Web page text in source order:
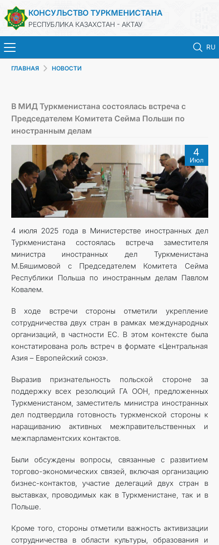
КОНСУЛЬСТВО ТУРКМЕНИСТАНА
РЕСПУБЛИКА КАЗАХСТАН - АКТАУ
RU
КОНСУЛЬСКИЕ УСЛУГИ
МИД
ЗАПИСЬ НА ПРИЕМ
КОНТАКТНЫЕ ДАННЫЕ
ДОКУМЕНТЫ
ПРАЗДНИЧНЫЕ И ПАМЯТНЫЕ ДНИ
ГЛАВНАЯ НОВОСТИ
В МИД Туркменистана состоялась встреча с
Председателем Комитета Сейма Польши по
иностранным делам
4
Июл
4 июля 2025 года в Министерстве иностранных дел
Туркменистана состоялась встреча заместителя
министра иностранных дел Туркменистана
М.Бяшимовой с Председателем Комитета Сейма
Республики Польша по иностранным делам Павлом
Ковалем.
В ходе встречи стороны отметили укрепление
сотрудничества двух стран в рамках международных
организаций, в частности ЕС. В этом контексте была
констатирована роль встреч в формате «Центральная
Азия – Европейский союз».
Выразив признательность польской стороне за
поддержку всех резолюций ГА ООН, предложенных
Туркменистаном, заместитель министра иностранных
дел подтвердила готовность туркменской стороны к
наращиванию активных межправительственных и
межпарламентских контактов.
Были обсуждены вопросы, связанные с развитием
торгово-экономических связей, включая организацию
бизнес-контактов, участие делегаций двух стран в
выставках, проводимых как в Туркменистане, так и в
Польше.
Кроме того, стороны отметили важность активизации
сотрудничества в области культуры, образования и